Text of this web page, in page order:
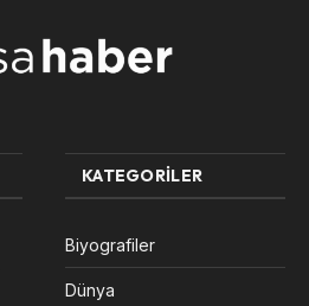
KATEGORILER
Biyografiler
Dünya